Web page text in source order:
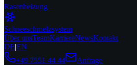
Rasenheizung
Schneeschmelzsystem
Über unsTeamKarriereNewsKontakt
DE|EN
+49 7551 44 44
Anfrage